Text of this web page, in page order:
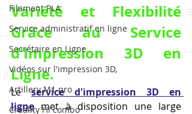
Filament PLA
Service administratif en ligne
Secrétaire en Ligne
Vidéos sur l'impression 3D,
Artillery M1 pro
Creality HI combo
Variété et Flexibilité
Grâce au Service
d'Impression 3D en
Ligne.
Le service d'impression 3D en
ligne met à disposition une large